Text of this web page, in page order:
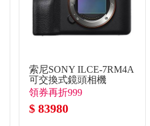
索尼SONY ILCE-7RM4A
可交換式鏡頭相機
領券再折999
$ 83980